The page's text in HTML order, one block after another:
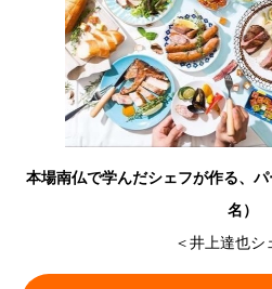
本場南仏で学んだシェフが作る、
名）
＜井上達也シ